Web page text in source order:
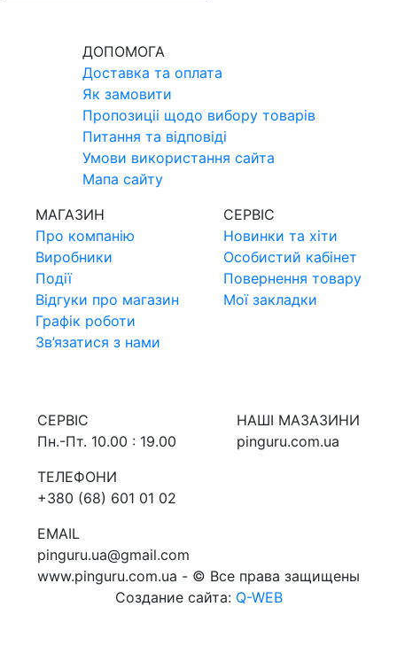
ДОПОМОГА
Доставка та оплата
Як замовити
Пропозицii щодо вибору товарiв
Питання та вiдповiдi
Умови використання сайта
Мапа сайту
МАГАЗИН
Про компанiю
Виробники
Події
Відгуки про магазин
Графік роботи
Зв’язатися з нами
СЕРВIС
Новинки та хiти
Особистий кабінет
Повернення товару
Мої закладки
СЕРВIС
Пн.-Пт. 10.00 : 19.00
ТЕЛЕФОНИ
+380 (68) 601 01 02
EMAIL
pinguru.ua@gmail.com
НАШI МАЗАЗИНИ
pinguru.com.ua
www.pinguru.com.ua - © Все права защищены
Создание сайта: Q-WEB